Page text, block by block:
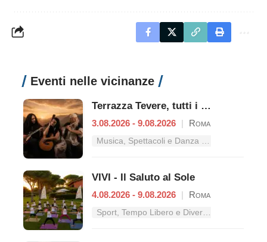
Eventi nelle vicinanze
Terrazza Tevere, tutti i concerti dal 3 al 9 agosto
3.08.2026 - 9.08.2026 | Roma
VIVI - Il Saluto al Sole
4.08.2026 - 9.08.2026 | Roma